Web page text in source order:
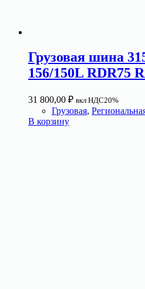
Грузовая шина
156/150L RDR75
31 800,00 ₽ вкл НДС20%
Грузовая,
В корзину